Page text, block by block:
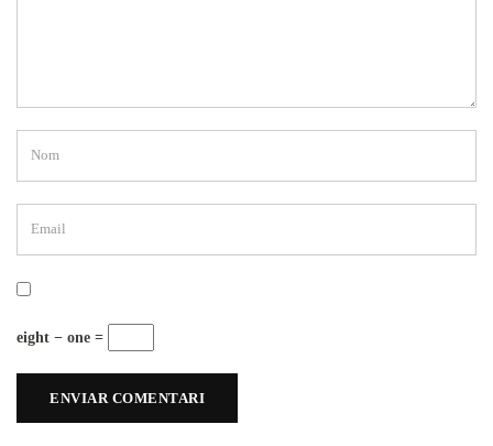
eight − one =